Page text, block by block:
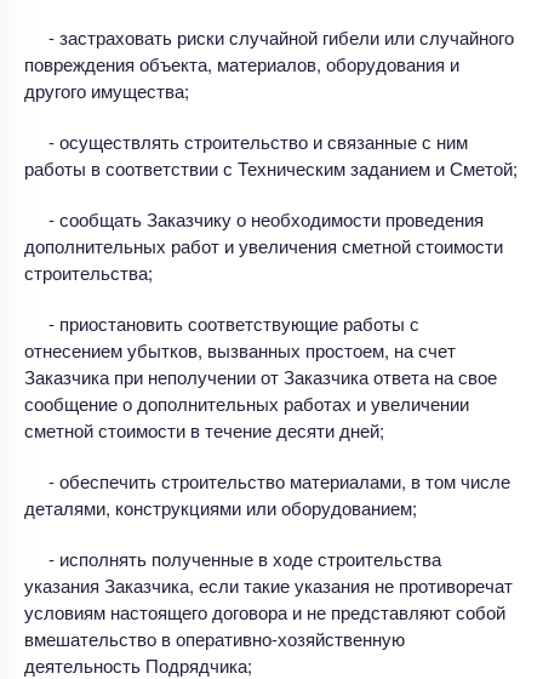
- застраховать риски случайной гибели или случайного
повреждения объекта, материалов, оборудования и
другого имущества;
- осуществлять строительство и связанные с ним
работы в соответствии с Техническим заданием и Сметой;
- сообщать Заказчику о необходимости проведения
дополнительных работ и увеличения сметной стоимости
строительства;
- приостановить соответствующие работы с
отнесением убытков, вызванных простоем, на счет
Заказчика при неполучении от Заказчика ответа на свое
сообщение о дополнительных работах и увеличении
сметной стоимости в течение десяти дней;
- обеспечить строительство материалами, в том числе
деталями, конструкциями или оборудованием;
- исполнять полученные в ходе строительства
указания Заказчика, если такие указания не противоречат
условиям настоящего договора и не представляют собой
вмешательство в оперативно-хозяйственную
деятельность Подрядчика;